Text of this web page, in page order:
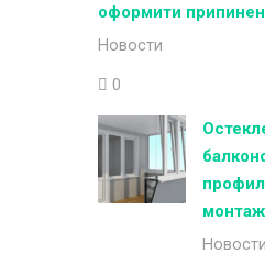
оформити
Новости
0
Новости